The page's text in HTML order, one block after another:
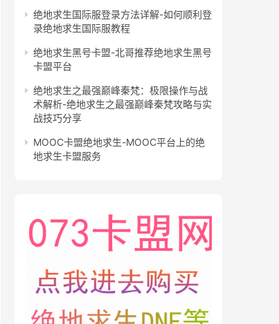
绝地求生国际服登录方法详解-如何顺利登
录绝地求生国际服教程
绝地求生黑号卡盟-北哥推荐绝地求生黑号
卡盟平台
绝地求生之最强巅峰秦梵：极限操作与战
术解析-绝地求生之最强巅峰秦梵攻略与实
战技巧分享
MOOC卡盟绝地求生-MOOC平台上的绝
地求生卡盟服务